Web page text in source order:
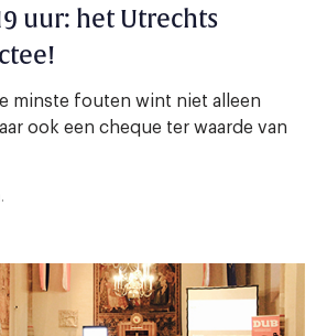
uur: het Utrechts
minste fouten wint niet alleen
ook een cheque ter waarde van